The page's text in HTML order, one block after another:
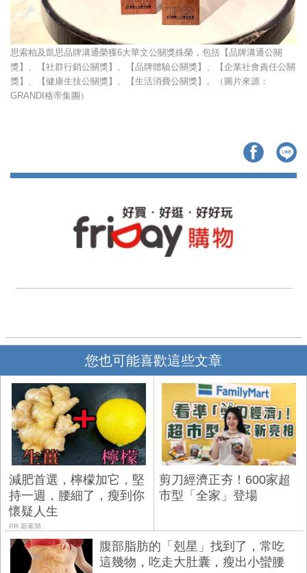
思索柏及凱思品牌溝通榮獲6大華文公關獎殊榮，包括【品牌溝通公關
獎】、【社群行銷公關獎】、【品牌體驗公關獎】、【企業社會責任公關
獎】、【健康生技公關獎】、【生活消費公關獎】。（圖片來源：
GRANDI格帝集團）
您也可能喜歡這些文章
減肥首選，檸檬加它，堅
持一週，腰細了，瘦到你
懷疑人生
PR 新素簡
剪刀經濟正夯！600家超
市型「全家」登場
腹部脂肪的「剋星」找到了，常吃
這幾物，吃走大肚囊，瘦出小蠻腰